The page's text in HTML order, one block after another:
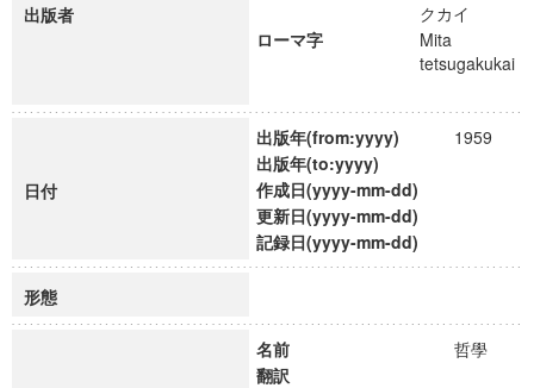
出版者
クカイ
ローマ字
Mita
tetsugakukai
日付
出版年(from:yyyy)
1959
出版年(to:yyyy)
作成日(yyyy-mm-dd)
更新日(yyyy-mm-dd)
記録日(yyyy-mm-dd)
形態
名前
哲學
翻訳